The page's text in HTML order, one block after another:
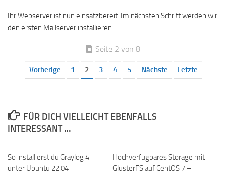
Ihr Webserver ist nun einsatzbereit. Im nächsten Schritt werden wir
den ersten Mailserver installieren.
Seite 2 von 8
Vorherige 1 2 3 4 5 Nächste Letzte
FÜR DICH VIELLEICHT EBENFALLS
INTERESSANT …
So installierst du Graylog 4
unter Ubuntu 22.04
Hochverfügbares Storage mit
GlusterFS auf CentOS 7 –